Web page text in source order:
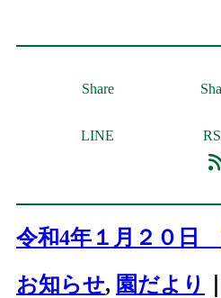
Share
LINE
令和4年１月２０日
お知らせ, 園だより